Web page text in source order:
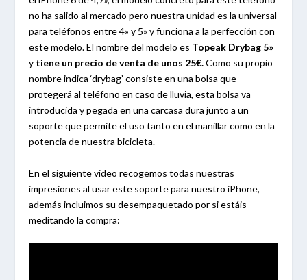
no ha salido al mercado pero nuestra unidad es la universal
para teléfonos entre 4» y 5» y funciona a la perfección con
este modelo. El nombre del modelo es Topeak Drybag 5»
y tiene un precio de venta de unos 25€.Como su propio
nombre indica ‘drybag’ consiste en una bolsa que
protegerá al teléfono en caso de lluvia, esta bolsa va
introducida y pegada en una carcasa dura junto a un
soporte que permite el uso tanto en el manillar como en la
potencia de nuestra bicicleta.
En el siguiente video recogemos todas nuestras
impresiones al usar este soporte para nuestro iPhone,
además incluimos su desempaquetado por si estáis
meditando la compra: